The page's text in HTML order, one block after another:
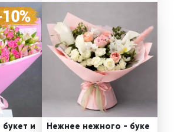
и
Нежнее нежного - буке